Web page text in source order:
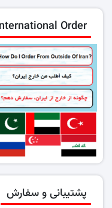
Order
پشتیبانی و سفارش